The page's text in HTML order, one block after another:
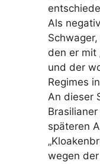
Als
den er mit
und der
Regimes
An dieser
späteren
wegen